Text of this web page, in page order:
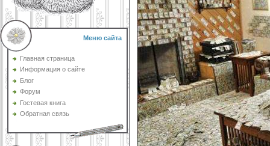
Меню сайта
Главная страница
Информация о сайте
Блог
Форум
Гостевая книга
Обратная связь